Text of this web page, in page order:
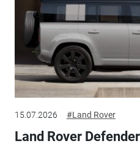
15.07.2026 #Land Rover
Land Rover